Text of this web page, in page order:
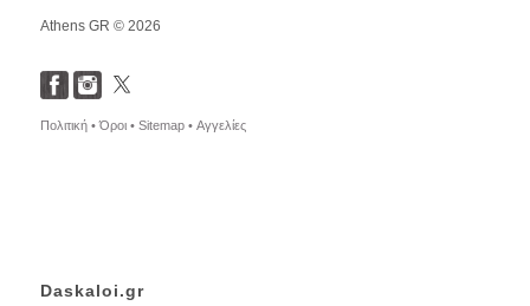
Athens GR © 2026
Πολιτική •Όροι • Sitemap • Αγγελίες
Daskaloi.gr